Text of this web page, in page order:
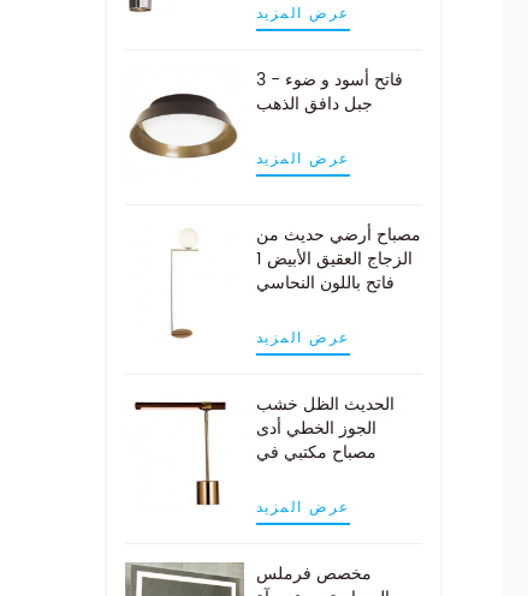
عرض المزيد
3 - فاتح أسود و ضوء
جبل دافق الذهب
عرض المزيد
مصباح أرضي حديث من
الزجاج العقيق الأبيض 1
فاتح باللون النحاسي
عرض المزيد
الحديث الظل خشب
الجوز الخطي أدى
مصباح مكتبي في
عرض المزيد
مخصص فرملس